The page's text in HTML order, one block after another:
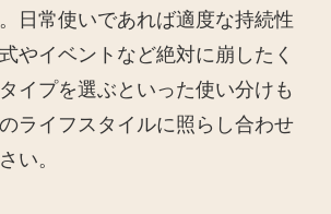
日常使いであれば適度な持続性
やイベントなど絶対に崩したく
イプを選ぶといった使い分けも
ライフスタイルに照らし合わせ
い。